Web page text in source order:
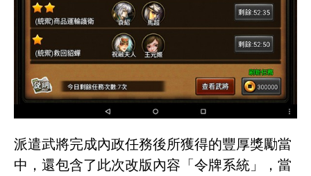
派遣武將完成內政任務後所獲得的豐厚獎勵當
中，還包含了此次改版內容「令牌系統」，當